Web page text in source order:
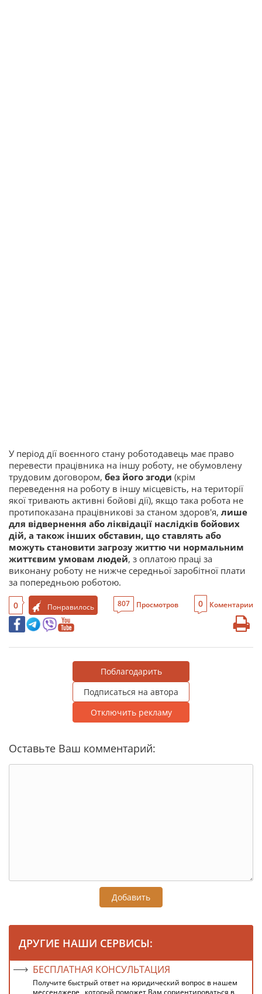
У період дії воєнного стану роботодавець має право
перевести працівника на іншу роботу, не обумовлену
трудовим договором, без його згоди (крім
переведення на роботу в іншу місцевість, на території
якої тривають активні бойові дії), якщо така робота не
протипоказана працівникові за станом здоров'я, лише
для відвернення або ліквідації наслідків бойових
дій, а також інших обставин, що ставлять або
можуть становити загрозу життю чи нормальним
життєвим умовам людей, з оплатою праці за
виконану роботу не нижче середньої заробітної плати
за попередньою роботою.
0 Понравилось 807 Просмотров 0 Коментарии
Поблагодарить
Подписаться на автора
Отключить рекламу
Оставьте Ваш комментарий:
Добавить
ДРУГИЕ НАШИ СЕРВИСЫ:
БЕСПЛАТНАЯ КОНСУЛЬТАЦИЯ
Получите быстрый ответ на юридический вопрос в нашем
мессенджере , который поможет Вам сориентироваться в